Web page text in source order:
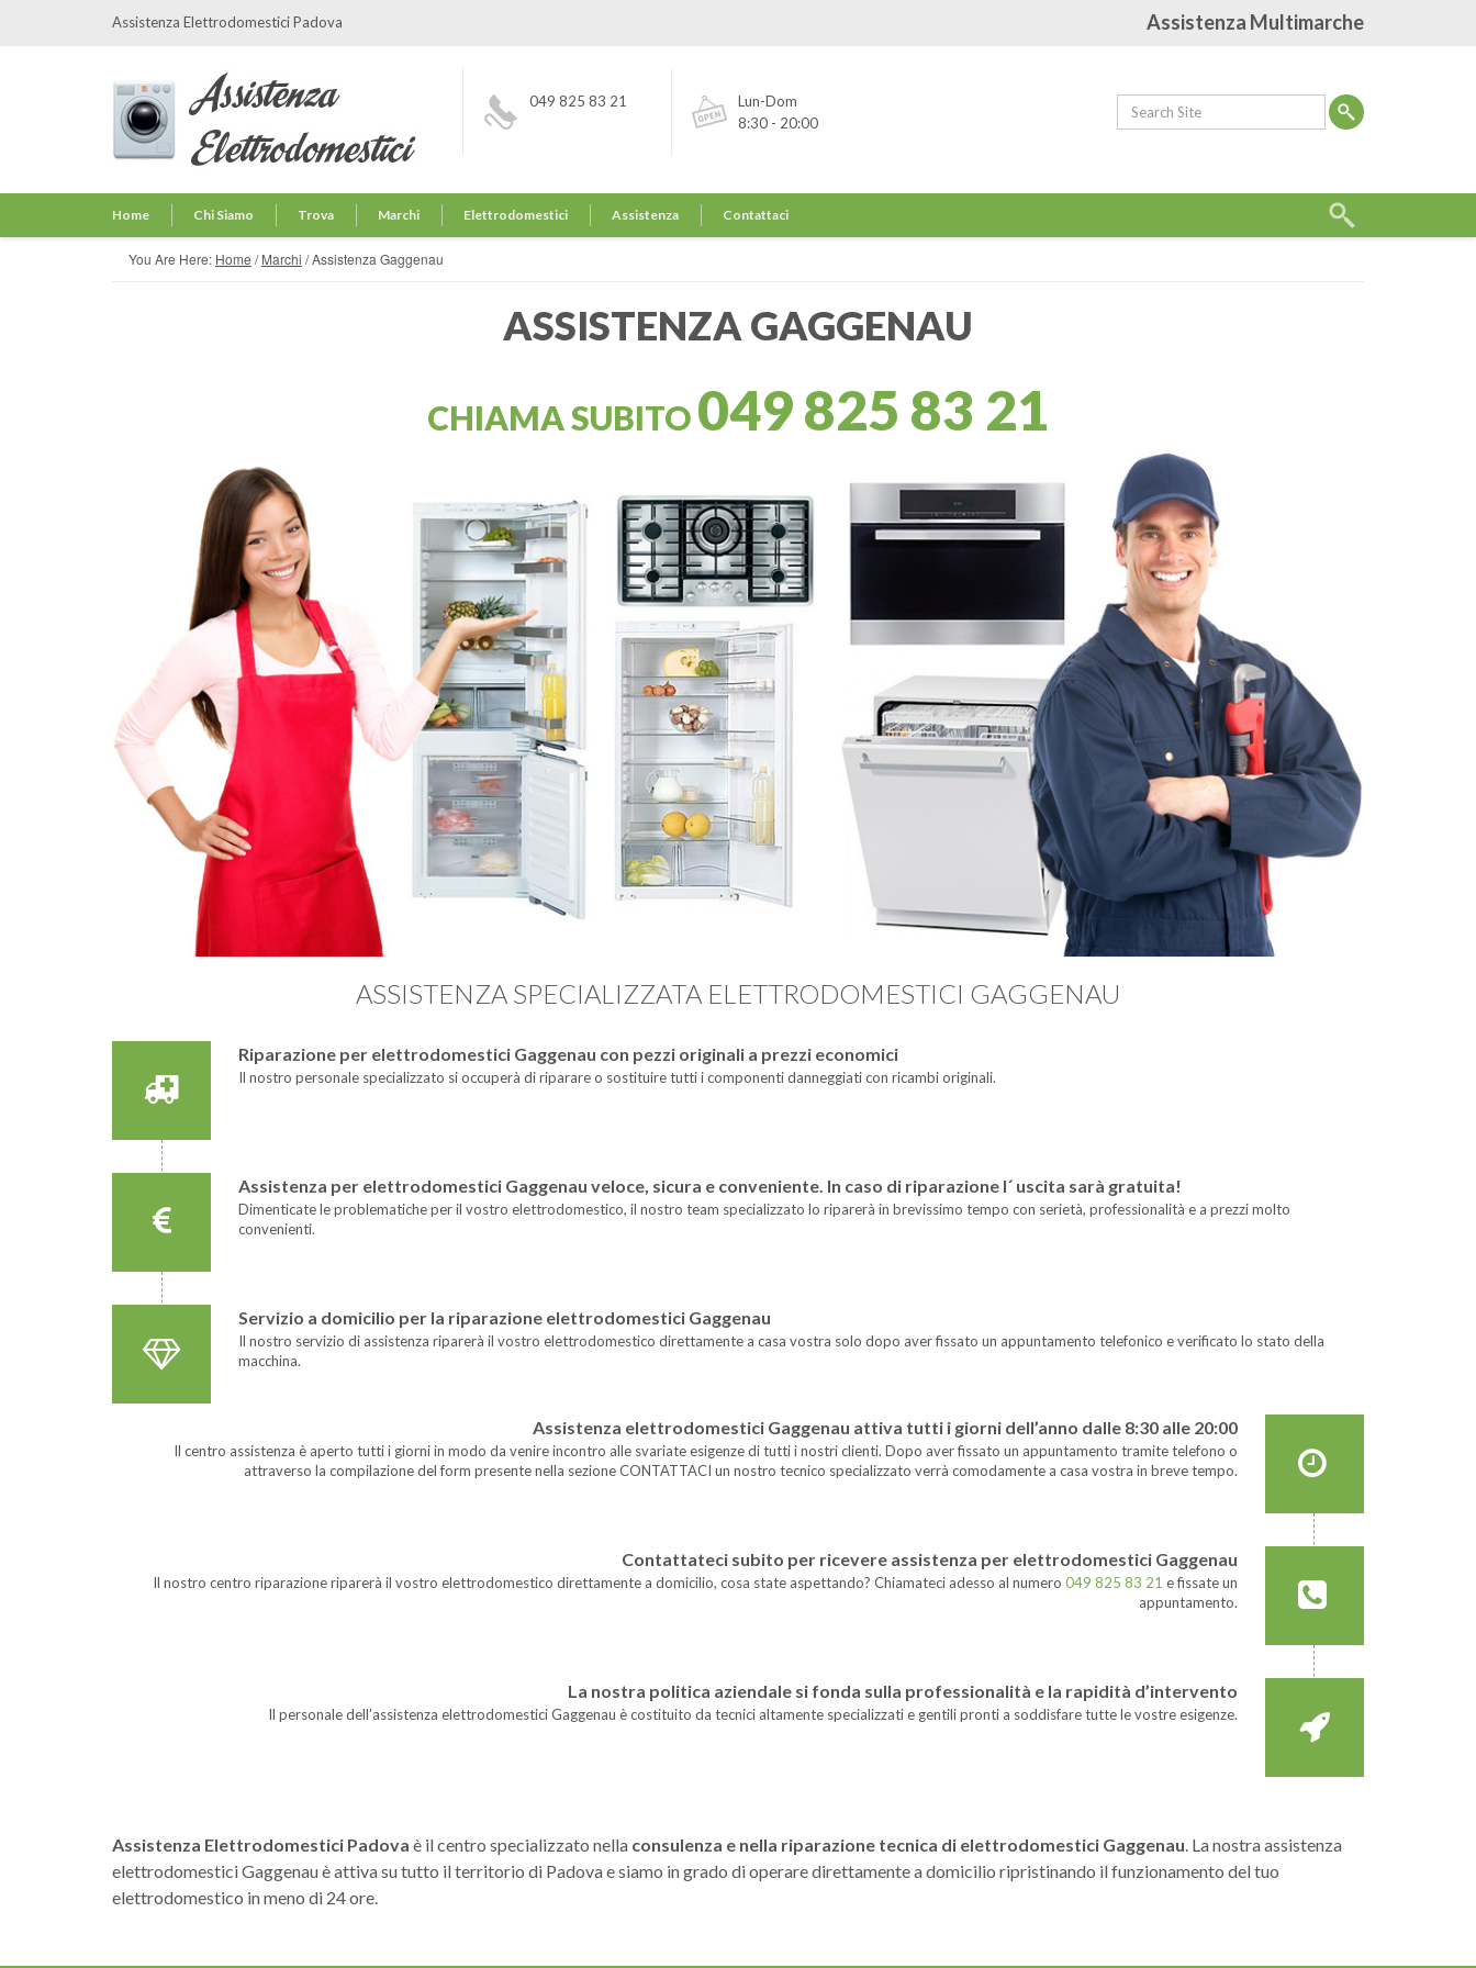
Assistenza Elettrodomestici Padova Assistenza Multimarche
049 825 83 21
Lun-Dom
8:30 - 20:00
Home Chi Siamo Trova Marchi Elettrodomestici Assistenza Contattaci
You Are Here: Home /Marchi /Assistenza Gaggenau
ASSISTENZA GAGGENAU
CHIAMA SUBITO049 825 83 21
ASSISTENZA SPECIALIZZATA ELETTRODOMESTICI GAGGENAU
Riparazione per elettrodomestici Gaggenau con pezzi originali a prezzi economici
Il nostro personale specializzato si occuperà di riparare o sostituire tutti i componenti danneggiati con ricambi originali.
Assistenza per elettrodomestici Gaggenau veloce, sicura e conveniente. In caso di riparazione l´ uscita sarà gratuita!
Dimenticate le problematiche per il vostro elettrodomestico, il nostro team specializzato lo riparerà in brevissimo tempo con serietà, professionalità e a prezzi molto
convenienti.
Servizio a domicilio per la riparazione elettrodomestici Gaggenau
Il nostro servizio di assistenza riparerà il vostro elettrodomestico direttamente a casa vostra solo dopo aver fissato un appuntamento telefonico e verificato lo stato della
macchina.
Assistenza elettrodomestici Gaggenau attiva tutti i giorni dell’anno dalle 8:30 alle 20:00
Il centro assistenza è aperto tutti i giorni in modo da venire incontro alle svariate esigenze di tutti i nostri clienti. Dopo aver fissato un appuntamento tramite telefono o
attraverso la compilazione del form presente nella sezione CONTATTACI un nostro tecnico specializzato verrà comodamente a casa vostra in breve tempo.
Contattateci subito per ricevere assistenza per elettrodomestici Gaggenau
Il nostro centro riparazione riparerà il vostro elettrodomestico direttamente a domicilio, cosa state aspettando? Chiamateci adesso al numero 049 825 83 21 e fissate un
appuntamento.
La nostra politica aziendale si fonda sulla professionalità e la rapidità d’intervento
Il personale dell’assistenza elettrodomestici Gaggenau è costituito da tecnici altamente specializzati e gentili pronti a soddisfare tutte le vostre esigenze.
Assistenza Elettrodomestici Padova è il centro specializzato nella consulenza e nella riparazione tecnica di elettrodomestici Gaggenau . La nostra assistenza
elettrodomestici Gaggenau è attiva su tutto il territorio di Padova e siamo in grado di operare direttamente a domicilio ripristinando il funzionamento del tuo
elettrodomestico in meno di 24 ore.